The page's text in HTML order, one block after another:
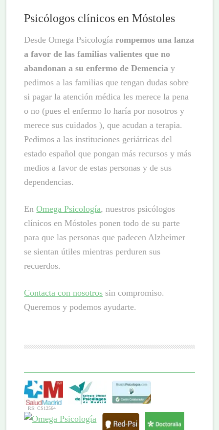
Psicólogos clínicos en Móstoles
Desde Omega Psicologíarompemos una lanza
a favor de las familias valientes que no
abandonan a su enfermo de Demencia y
pedimos a las familias que tengan dudas sobre
si pagar la atención médica les merece la pena
o no (pues el enfermo lo haría por nosotros y
merece sus cuidados ), que acudan a terapia.
Pedimos a las instituciones geriátricas del
estado español que pongan más recursos y más
medios a favor de estas personas y de sus
dependencias.
EnOmega Psicología, nuestros psicólogos
clínicos en Móstoles ponen todo de su parte
para que las personas que padecen Alzheimer
se sientan útiles mientras perduren sus
recuerdos.
Contacta con nosotros sin compromiso.
Queremos y podemos ayudarte.
RS: CS12564